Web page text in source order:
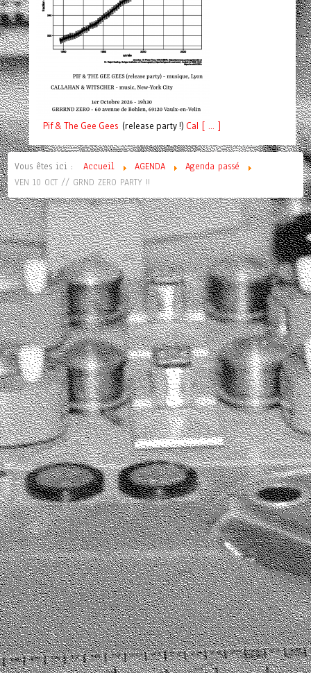
Pif& The Gee Gees (release party !) Cal [ ... ]
Vous êtes ici : Accueil AGENDA
Agenda passé
VEN 10 OCT // GRND ZERO PARTY !!